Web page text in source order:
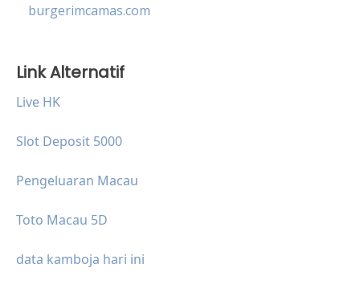
burgerimcamas.com
Link Alternatif
Live HK
Slot Deposit 5000
Pengeluaran Macau
Toto Macau 5D
data kamboja hari ini